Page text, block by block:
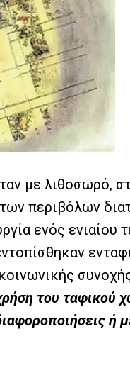
με λιθοσωρό,
περιβόλων
ενός
του ταφικού
ή